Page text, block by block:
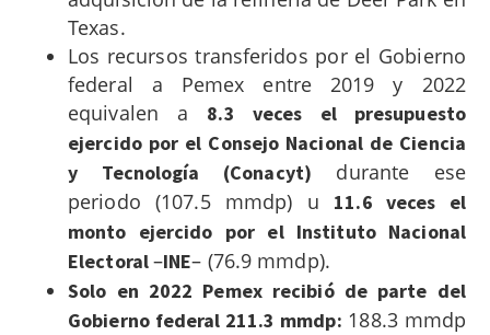
Texas.
Los recursos transferidos por el Gobierno
federal a Pemex entre 2019 y 2022
equivalen a 8.3 veces el presupuesto
ejercido por el Consejo Nacional de Ciencia
y Tecnología (Conacyt) durante ese
periodo (107.5 mmdp) u 11.6 veces el
monto ejercido por el Instituto Nacional
Electoral–INE– (76.9 mmdp).
Solo en 2022 Pemex recibió de parte del
Gobierno federal 211.3 mmdp: 188.3 mmdp